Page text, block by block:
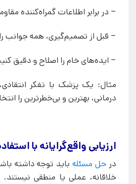
– در برابر اطلاعات گمراه‌کننده
– قبل از تصمیم‌گیری، همه‌ جوانب
– ایده‌های خام را اصلاح و دقیق
مثال: یک پزشک با تفکر
درمانی، بهترین و بی‌خطرترین را
ارزیابی واقع‌گرایانه با
در حل مسئلهباید توجه داشته
خلاقانه، عملی یا منطقی